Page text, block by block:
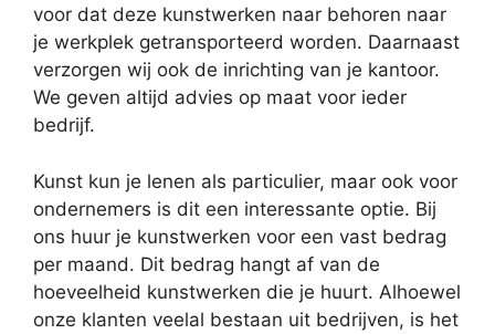
voor dat deze kunstwerken naar behoren naar
je werkplek getransporteerd worden. Daarnaast
verzorgen wij ook de inrichting van je kantoor.
We geven altijd advies op maat voor ieder
bedrijf.
Kunst kun je lenen als particulier, maar ook voor
ondernemers is dit een interessante optie. Bij
ons huur je kunstwerken voor een vast bedrag
per maand. Dit bedrag hangt af van de
hoeveelheid kunstwerken die je huurt. Alhoewel
onze klanten veelal bestaan uit bedrijven, is het